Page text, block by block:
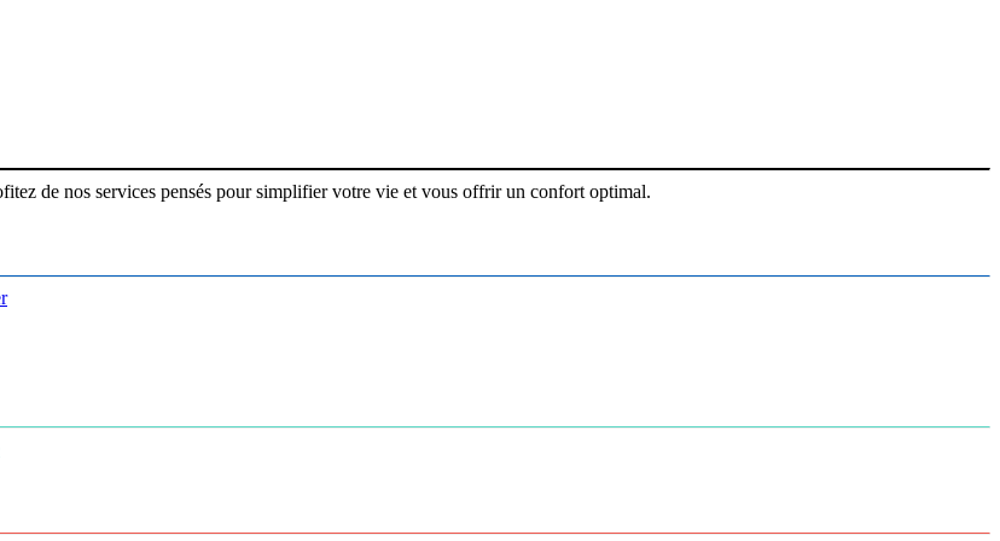
de nos services pensés pour simplifier votre vie et vous offrir un confort optimal.